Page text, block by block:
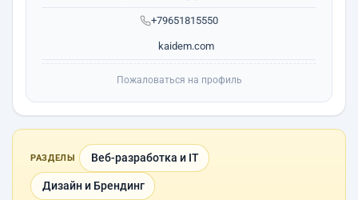
+79651815550
kaidem.com
Пожаловаться на профиль
РАЗДЕЛЫ Веб-разработка и IT
Дизайн и Брендинг